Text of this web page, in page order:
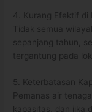
4. Kurang Efektif di
Tidak semua
sepanjang tahun,
tergantung pada
5. Keterbatasan
Pemanas air
kapasitas, dan jika